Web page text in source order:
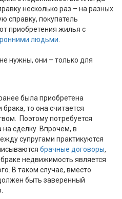
несколько раз – на разных
справку, покупатель
приобретения жилья с
людьми
нужны, они – только для
была приобретена
то она считается
Поэтому потребуется
на сделку. Впрочем, в
супругами практикуются
брачные договоры,
недвижимость является
В таком случае, вместо
быть заверенный